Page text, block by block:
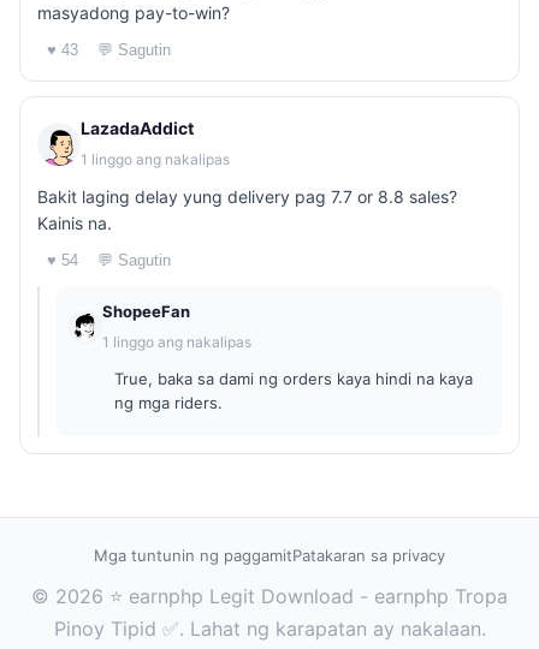
masyadong pay-to-win?
♥ 43 💬 Sagutin
LazadaAddict
1 linggo ang nakalipas
Bakit laging delay yung delivery pag 7.7 or 8.8 sales?
Kainis na.
♥ 54 💬 Sagutin
ShopeeFan
1 linggo ang nakalipas
True, baka sa dami ng orders kaya hindi na kaya
ng mga riders.
Mga tuntunin ng paggamitPatakaran sa privacy
© 2026 ⭐ earnphp Legit Download - earnphp Tropa
Pinoy Tipid ✅. Lahat ng karapatan ay nakalaan.